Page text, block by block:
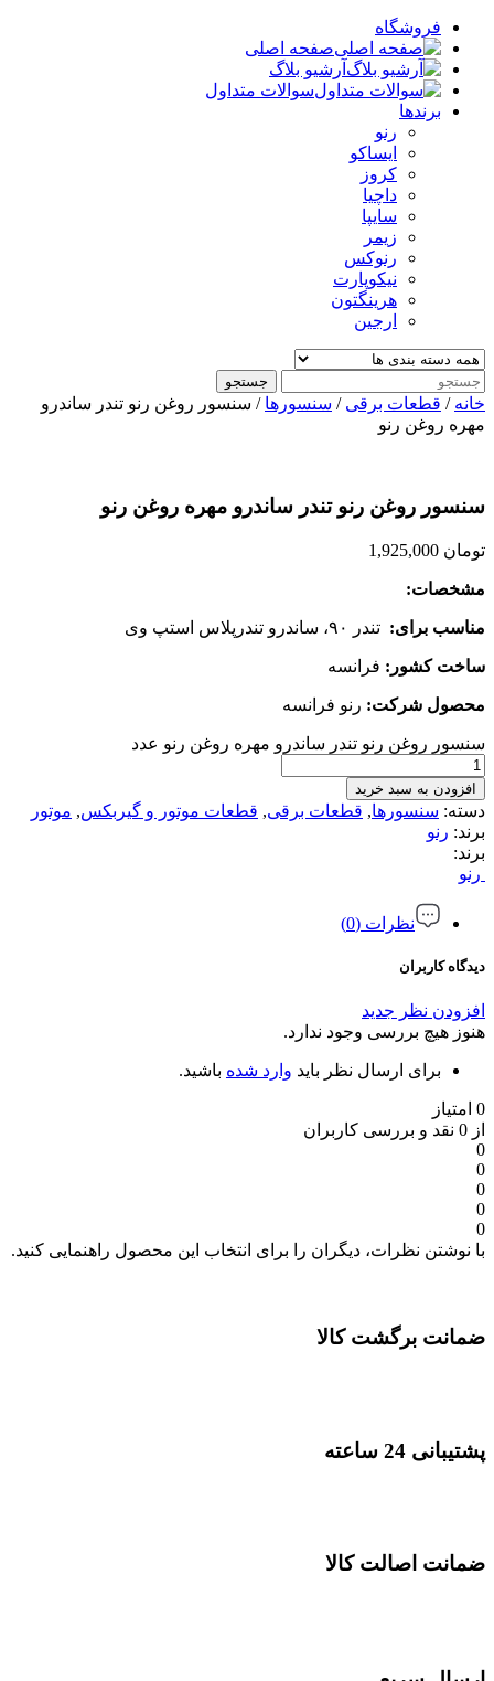
فروشگاه
صفحه اصلی
آرشیو بلاگ
سوالات متداول
برندها
رنو
ایساکو
کروز
داچیا
سایپا
زیمر
رنوکس
نیکوپارت
هرینگتون
ارجین
جستجو
خانه / قطعات برقی / سنسورها / سنسور روغن رنو تندر ساندرو
مهره روغن رنو
سنسور روغن رنو تندر ساندرو مهره روغن رنو
تومان
مشخصات:
مناسب برای: تندر ۹۰، ساندرو تندرپلاس استپ وی
ساخت کشور : فرانسه
محصول شرکت: رنو فرانسه
سنسور روغن رنو تندر ساندرو مهره روغن رنو عدد
افزودن به سبد خرید
دسته: سنسورها, قطعات برقی, قطعات موتور و گیربکس, موتور
برند: رنو
برند:
رنو
نظرات (0)
دیدگاه کاربران
افزودن نظر جدید
هنوز هیچ بررسی وجود ندارد.
برای ارسال نظر باید وارد شده باشید.
0 امتیاز
از 0 نقد و بررسی کاربران
0
0
0
0
0
با نوشتن نظرات، دیگران را برای انتخاب این محصول راهنمایی کنید.
ضمانت برگشت کالا
پشتیبانی 24 ساعته
ضمانت اصالت کالا